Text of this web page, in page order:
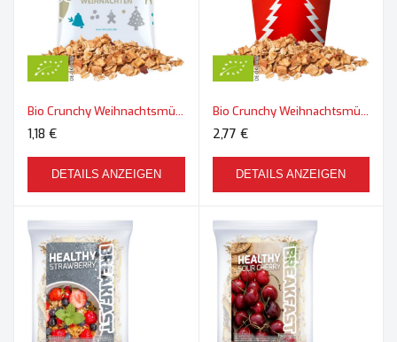
Bio Crunchy Weihnachtsmüsli Apfel-Zimt, ca. 60g, Maxi-Tüte
1,18 €
DETAILS ANZEIGEN
Bio Crunchy Weihnachtsmüsli Apfel-Zimt, ca. 60g, Snackbecher Maxi
2,77 €
DETAILS ANZEIGEN